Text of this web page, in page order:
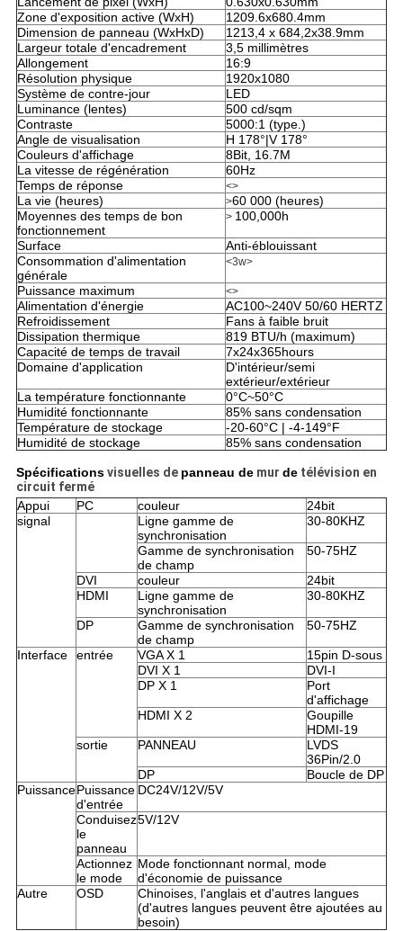
Zone d'exposition active (WxH)
1209.6x680.4mm
Dimension de panneau (WxHxD)
1213,4x684,2x38.9mm
Largeur totale d'encadrement
3,5 millimètres
Allongement
16:9
Résolution physique
1920x1080
Système de contre-jour
LED
Luminance (lentes)
500 cd/sqm
Contraste
5000:1 (type.)
Angle de visualisation
H 178°|V 178°
Couleurs d'affichage
8Bit, 16.7M
La vitesse de régénération
60Hz
Temps de réponse
<>
La vie (heures) >60 000 (heures)
Moyennes des temps de bon
fonctionnement
> 100,000h
Surface
Anti-éblouissant
Consommation d'alimentation
générale
<3w>
Puissance maximum <>
Alimentation d'énergie
AC100~240V 50/60 HERTZ
Refroidissement
Fans à faible bruit
Dissipation thermique
819 BTU/h (maximum)
Capacité de temps de travail
7x24x365hours
Domaine d'application
D'intérieur/semi
extérieur/extérieur
La température fonctionnante
0°C~50°C
Humidité fonctionnante
85% sans condensation
Température de stockage
-20-60°C | -4-149°F
Humidité de stockage
85% sans condensation
Spécificationsvisuelles de panneau demur detélévision en
circuit fermé
Appui
PC couleur
24bit
signal
Ligne gamme de
synchronisation
30-80KHZ
Gamme de synchronisation
de champ
50-75HZ
DVI couleur
24bit
HDMI
Ligne gamme de
synchronisation
30-80KHZ
DP
Gamme de synchronisation
de champ
50-75HZ
Interface entrée VGA X 1
15pin D-sous
DVI X 1
DVI-I
DP X 1
Port
d'affichage
HDMI X 2
Goupille
HDMI-19
sortie
PANNEAU
LVDS
36Pin/2.0
DP
Boucle de DP
PuissancePuissance
d'entrée
DC24V/12V/5V
Conduisez
le
panneau
5V/12V
Actionnez
le mode
Mode fonctionnant normal, mode
d'économie de puissance
Autre
OSD
Chinoises, l'anglais et d'autres langues
(d'autres langues peuvent être ajoutées au
besoin)